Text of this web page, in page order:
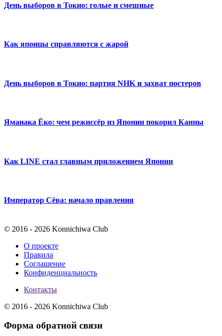
День выборов в Токио: голые и смешные
Как японцы справляются с жарой
День выборов в Токио: партия NHK и захват постеров
Яманака Ёко: чем режиссёр из Японии покорил Канны
Как LINE стал главным приложением Японии
Император Сёва: начало правления
© 2016 - 2026 Konnichiwa Club
О проекте
Правила
Соглашение
Конфиденциальность
Контакты
© 2016 - 2026 Konnichiwa Club
Форма обратной связи